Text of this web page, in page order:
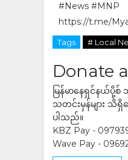
#News #MNP
https://t.me/
Tags # Local
Donate
မြန်မာနေရှင်နယ်ပို့
သတင်းမှန်များ သိ
ပါသည်။
KBZ Pay -
Wave Pay -